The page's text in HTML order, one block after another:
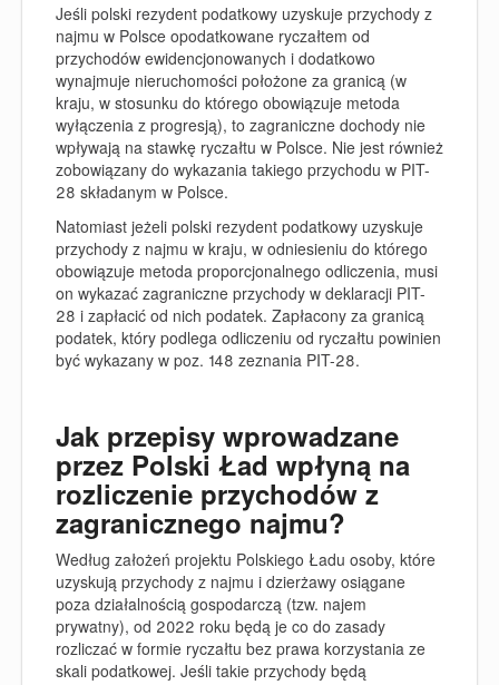
Jeśli polski rezydent podatkowy uzyskuje przychody z
najmu w Polsce opodatkowane ryczałtem od
przychodów ewidencjonowanych i dodatkowo
wynajmuje nieruchomości położone za granicą (w
kraju, w stosunku do którego obowiązuje metoda
wyłączenia z progresją), to zagraniczne dochody nie
wpływają na stawkę ryczałtu w Polsce. Nie jest również
zobowiązany do wykazania takiego przychodu w PIT-
28 składanym w Polsce.
Natomiast jeżeli polski rezydent podatkowy uzyskuje
przychody z najmu w kraju, w odniesieniu do którego
obowiązuje metoda proporcjonalnego odliczenia, musi
on wykazać zagraniczne przychody w deklaracji PIT-
28 i zapłacić od nich podatek. Zapłacony za granicą
podatek, który podlega odliczeniu od ryczałtu powinien
być wykazany w poz. 148 zeznania PIT-28.
Jak przepisy wprowadzane
przez Polski Ład wpłyną na
rozliczenie przychodów z
zagranicznego najmu?
Według założeń projektu Polskiego Ładu osoby, które
uzyskują przychody z najmu i dzierżawy osiągane
poza działalnością gospodarczą (tzw. najem
prywatny), od 2022 roku będą je co do zasady
rozliczać w formie ryczałtu bez prawa korzystania ze
skali podatkowej. Jeśli takie przychody będą